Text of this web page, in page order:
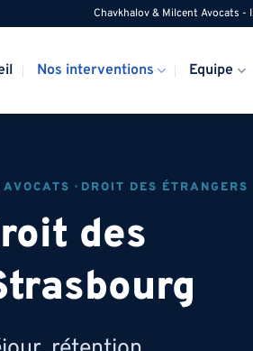
Chavkhalov & Milcent Avocats
Nos interventions Equipe
· DROIT DES ÉTRANGERS
des